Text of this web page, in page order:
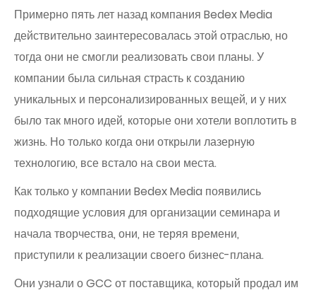
Примерно пять лет назад компания Bedex Media
действительно заинтересовалась этой отраслью, но
тогда они не смогли реализовать свои планы. У
компании была сильная страсть к созданию
уникальных и персонализированных вещей, и у них
было так много идей, которые они хотели воплотить в
жизнь. Но только когда они открыли лазерную
технологию, все встало на свои места.
Как только у компании Bedex Media появились
подходящие условия для организации семинара и
начала творчества, они, не теряя времени,
приступили к реализации своего бизнес-плана.
Они узнали о GCC от поставщика, который продал им